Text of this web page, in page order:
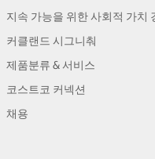
지속 가능을 위한 사회적 가치
커클랜드 시그니춰
제품분류 & 서비스
코스트코 커넥션
채용